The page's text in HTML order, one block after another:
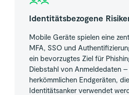
Identitätsbezogene
Mobile Geräte spielen eine
MFA, SSO und
ein bevorzugtes Ziel für
Diebstahl von Anmeldedaten
herkömmlichen Endgeräten,
Identitätsanker verwendet